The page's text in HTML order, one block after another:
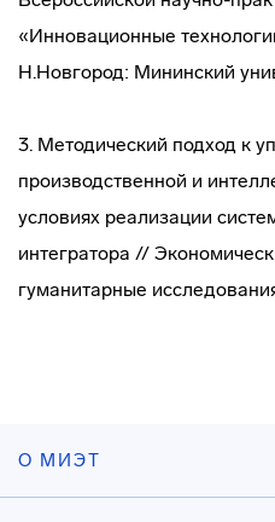
«Инновационные
Н.Новгород: Мининский
3. Методический подход к
производственной и
условиях реализации
интегратора //
гуманитарные
О МИЭТ